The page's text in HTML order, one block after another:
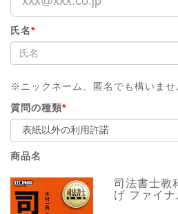
氏名*
※ニックネーム、匿名でも構いませ
質問の種類*
商品名
司法書士教
げ ファイ